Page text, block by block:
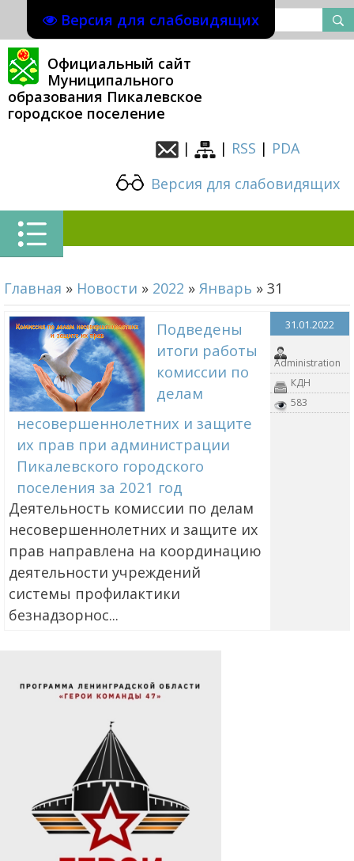
Версия для слабовидящих
Официальный сайт
Муниципального
образования Пикалевское
городское поселение
|
| RSS | PDA
Версия для слабовидящих
Главная » Новости » 2022 » Январь » 31
Подведены
итоги работы
комиссии по
делам
несовершеннолетних и защите
их прав при администрации
Пикалевского городского
поселения за 2021 год
Деятельность комиссии по делам
несовершеннолетних и защите их
прав направлена на координацию
деятельности учреждений
системы профилактики
безнадзорнос...
31.01.2022
Administration
КДН
583